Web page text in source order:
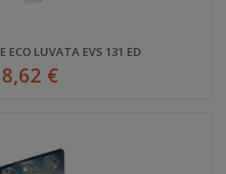
ECO LUVATA EVS 131 ED
€